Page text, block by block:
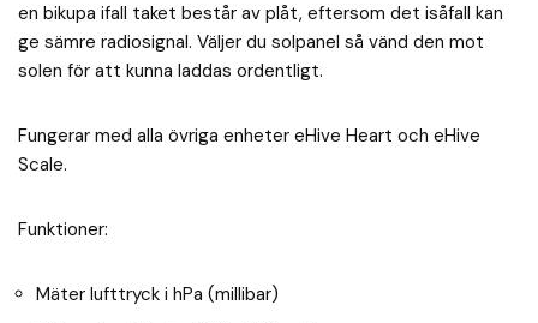
en bikupa ifall taket består av plåt, eftersom det isåfall kan
ge sämre radiosignal. Väljer du solpanel så vänd den mot
solen för att kunna laddas ordentligt.
Fungerar med alla övriga enheter eHive Heart och eHive
Scale.
Funktioner:
Mäter lufttryck i hPa (millibar)